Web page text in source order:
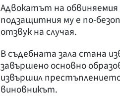
Адвокатът на обвиняемия
подзащитния му е по-
отзвук на случая.
В съдебната зала стана
завършено основно
извършил
виновникът.